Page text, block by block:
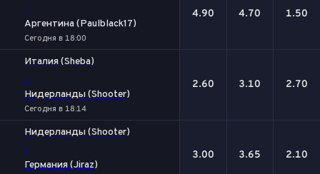
-
Аргентина (Paulblack17)
Сегодня в 18:00
4.90 4.70 1.50
Италия (Sheba)
-
Нидерланды (Shooter)
Сегодня в 18:14
2.60 3.10 2.70
Нидерланды (Shooter)
-
Германия (Jiraz)
3.00 3.65 2.10